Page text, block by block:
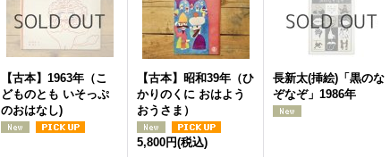
【古本】1963年（こ
どものとも いそっぷ
のおはなし)
【古本】昭和39年（ひ
かりのくに おはよう
おうさま）
5,800円(税込)
長新太(挿絵)「黒のな
ぞなぞ」1986年